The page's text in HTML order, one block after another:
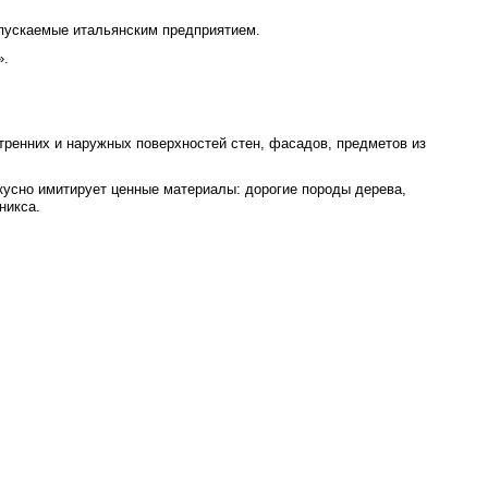
итальянским предприятием.
и наружных поверхностей стен, фасадов, предметов из
имитирует ценные материалы: дорогие породы дерева,